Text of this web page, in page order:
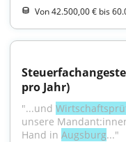
Von 42.500,00 € bis
pro Jahr)
"...und
unsere
Hand in Augsburg..."